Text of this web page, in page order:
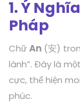
1. Ý
Pháp
ChữAn (安)
lành”. Đây là
cực, thể hiện
phúc.